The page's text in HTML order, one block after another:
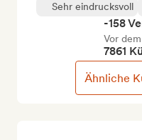
Sehr eindrucksvoll
-158
Vor
7861
Ähnliche